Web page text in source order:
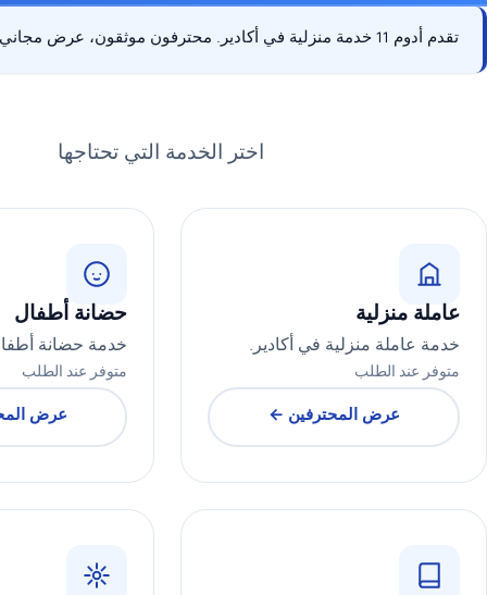
تقدم أدوم 11 خدمة منزلية في أكادير. محترفون موثقون، عرض مجاني، الدفع بعد الخدمة.
اختر الخدمة التي تحتاجها
عاملة منزلية
خدمة عاملة منزلية في أكادير.
متوفر عند الطلب
عرض المحترفين ←
حضانة أطفال
خدمة حضانة
متوفر عند الطلب
عرض